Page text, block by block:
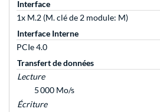
Interface
1x M.2 (M. clé de 2 module: M)
Interface Interne
PCIe 4.0
Transfert de données
Lecture
5 000 Mo/s
Écriture